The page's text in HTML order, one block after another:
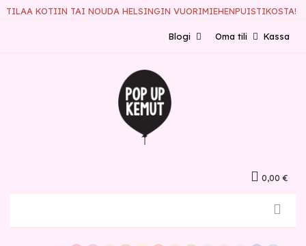
TILAA KOTIIN TAI NOUDA HELSINGIN VUORIMIEHENPUISTIKOSTA!
Kassa
Oma tili
Blogi
0,00 €